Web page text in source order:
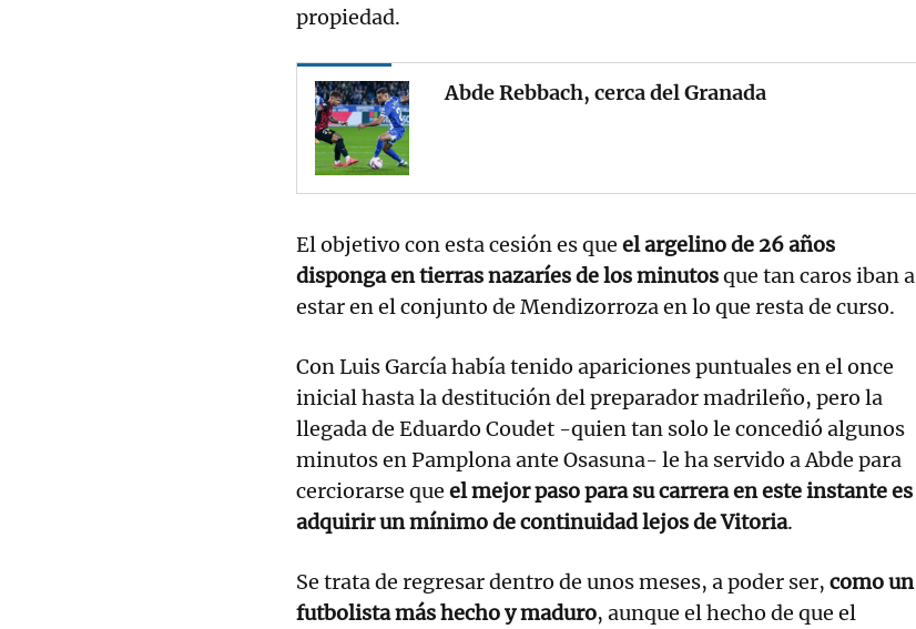
propiedad.
Abde Rebbach, cerca del Granada
El objetivo con esta cesión es que el argelino de 26 años
disponga en tierras nazaríes de los minutosque tan caros iban a
estar en el conjunto de Mendizorroza en lo que resta de curso.
Con Luis García había tenido apariciones puntuales en el once
inicial hasta la destitución del preparador madrileño, pero la
llegada de Eduardo Coudet -quien tan solo le concedió algunos
minutos en Pamplona ante Osasuna- le ha servido a Abde para
cerciorarse que el mejor paso para su carrera en este instante es
adquirir un mínimo de continuidad lejos de Vitoria.
Se trata de regresar dentro de unos meses, a poder ser, como un
futbolista más hecho y maduro, aunque el hecho de que el